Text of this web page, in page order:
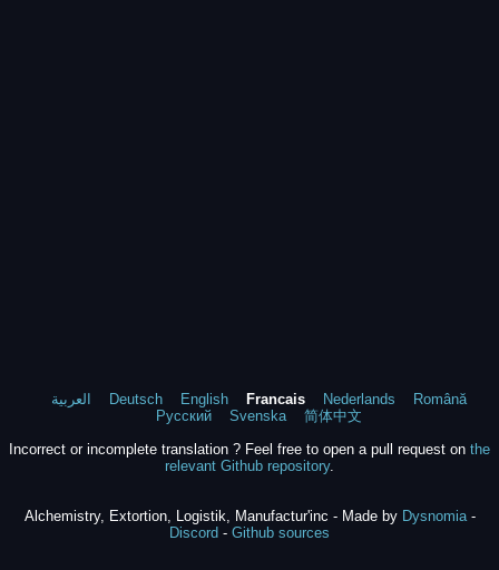
العربية Deutsch English Francais Nederlands
Română
Русский
Svenska
简体中文
Incorrect or incomplete translation ? Feel free to open a pull request on the
relevant Github repository.
Alchemistry, Extortion, Logistik, Manufactur'inc - Made by Dysnomia-
Discord - Github sources